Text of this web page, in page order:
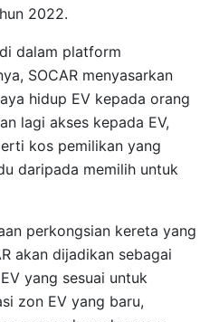
2022.
dalam platform
SOCAR menyasarkan
hidup EV kepada orang
lagi akses kepada EV,
kos pemilikan yang
daripada memilih untuk
perkongsian kereta yang
akan dijadikan sebagai
yang sesuai untuk
zon EV yang baru,